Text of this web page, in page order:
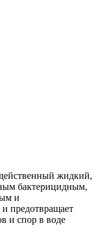
жидкий,
бактерицидным,
и
предотвращает
и спор в воде